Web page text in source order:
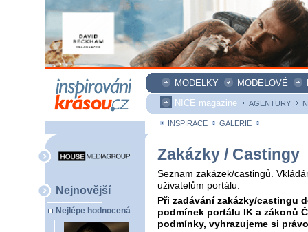
MODELKY MODELOVÉ
NICE magazine
AGENTURY
INSPIRACE GALERIE
Nejnovější
Nejlépe hodnocená
Zakázky / Castingy
Seznam zakázek/castingů.
uživatelům portálu.
Při zadávání zakázky/castingu
podmínek portálu IK a zákonů
podmínky, vyhrazujeme si